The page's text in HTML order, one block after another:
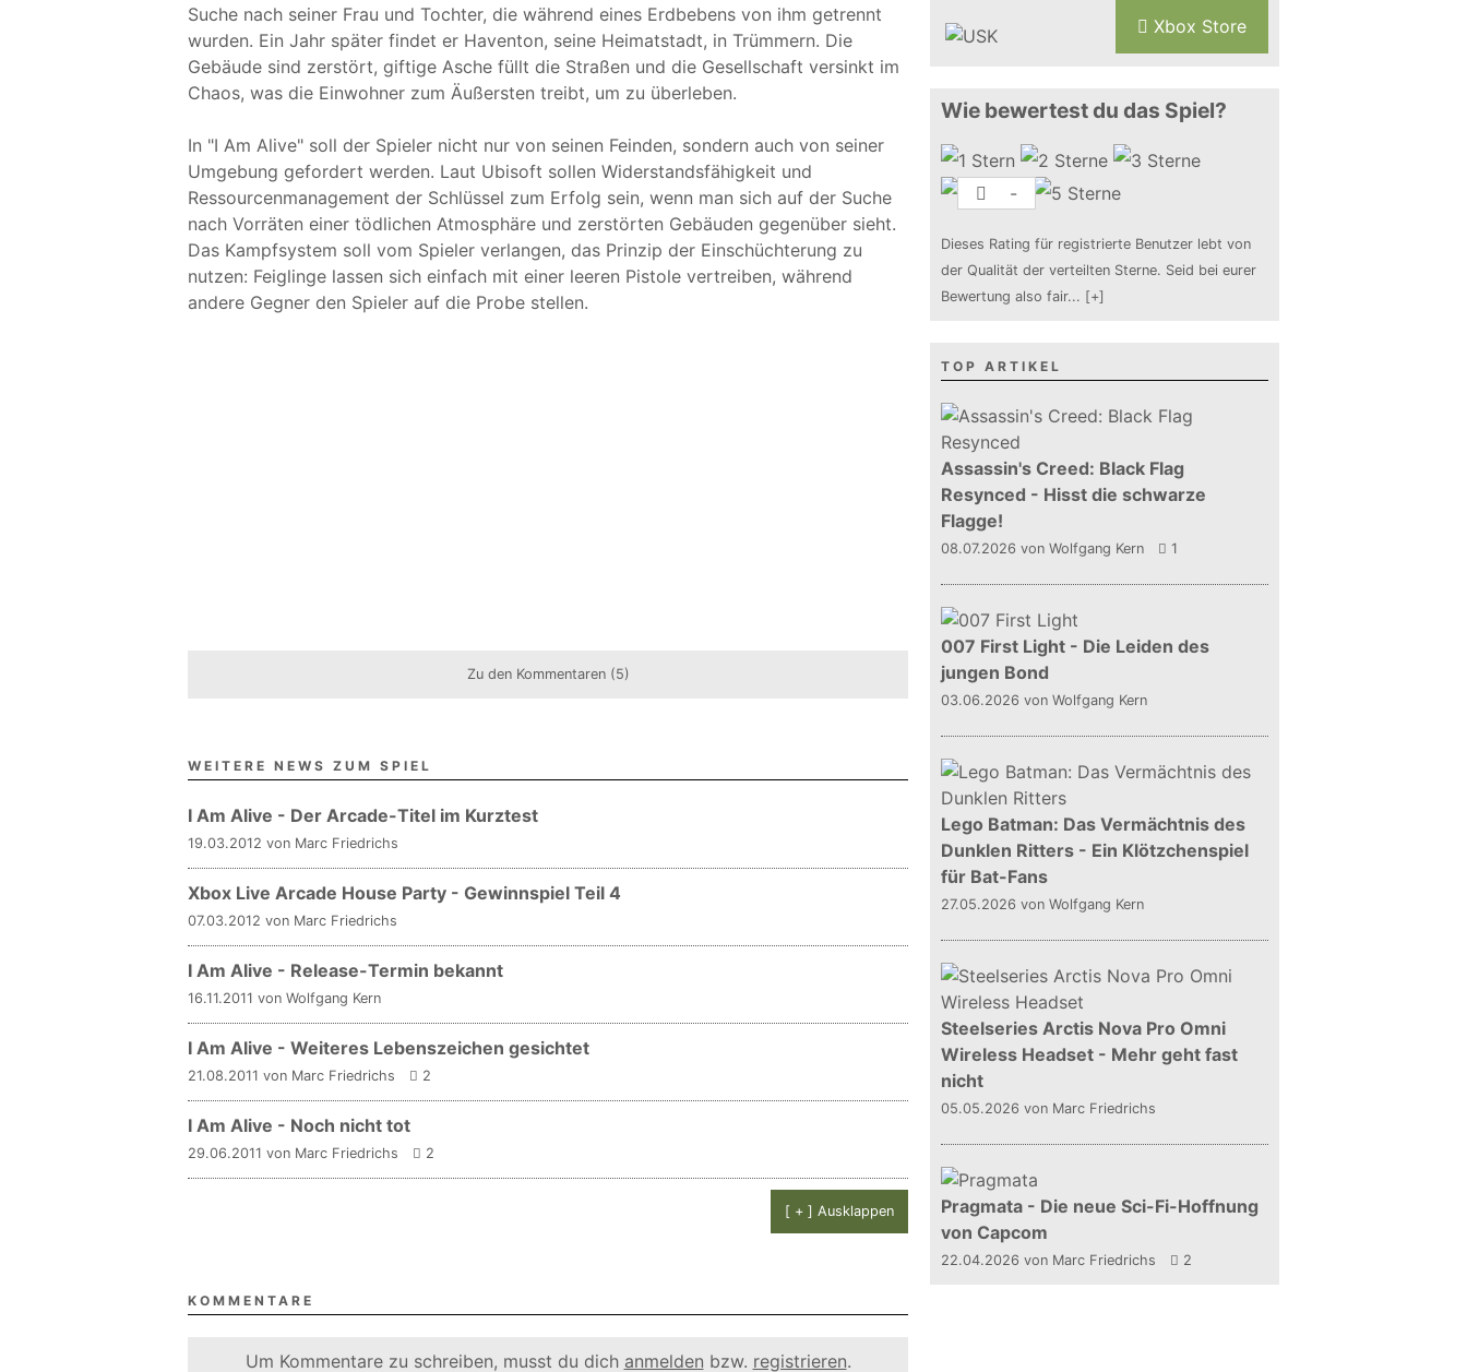
Suche nach seiner Frau und Tochter, die während eines Erdbebens von ihm getrennt
wurden. Ein Jahr später findet er Haventon, seine Heimatstadt, in Trümmern. Die
Gebäude sind zerstört, giftige Asche füllt die Straßen und die Gesellschaft versinkt im
Chaos, was die Einwohner zum Äußersten treibt, um zu überleben.
In "I Am Alive" soll der Spieler nicht nur von seinen Feinden, sondern auch von seiner
Umgebung gefordert werden. Laut Ubisoft sollen Widerstandsfähigkeit und
Ressourcenmanagement der Schlüssel zum Erfolg sein, wenn man sich auf der Suche
nach Vorräten einer tödlichen Atmosphäre und zerstörten Gebäuden gegenüber sieht.
Das Kampfsystem soll vom Spieler verlangen, das Prinzip der Einschüchterung zu
nutzen: Feiglinge lassen sich einfach mit einer leeren Pistole vertreiben, während
andere Gegner den Spieler auf die Probe stellen.
Zu den Kommentaren (5)
WEITERE NEWS ZUM SPIEL
I Am Alive - Der Arcade-Titel im Kurztest
19.03.2012 von Marc Friedrichs
Xbox Live Arcade House Party - Gewinnspiel Teil 4
07.03.2012 von Marc Friedrichs
I Am Alive - Release-Termin bekannt
16.11.2011 von Wolfgang Kern
I Am Alive - Weiteres Lebenszeichen gesichtet
21.08.2011 von Marc Friedrichs 2
I Am Alive - Noch nicht tot
29.06.2011 von Marc Friedrichs 2
[ + ] Ausklappen
KOMMENTARE
Um Kommentare zu schreiben, musst du dich anmelden bzw. registrieren.
Xbox Store
Wie bewertest du das Spiel?
-
Dieses Rating für registrierte Benutzer lebt von
der Qualität der verteilten Sterne. Seid bei eurer
Bewertung also fair... [+]
TOP ARTIKEL
Assassin's Creed: Black Flag
Resynced - Hisst die schwarze
Flagge!
08.07.2026 von Wolfgang Kern 1
007 First Light - Die Leiden des
jungen Bond
03.06.2026 von Wolfgang Kern
Lego Batman: Das Vermächtnis des
Dunklen Ritters - Ein Klötzchenspiel
für Bat-Fans
27.05.2026 von Wolfgang Kern
Steelseries Arctis Nova Pro Omni
Wireless Headset - Mehr geht fast
nicht
05.05.2026 von Marc Friedrichs
Pragmata - Die neue Sci-Fi-Hoffnung
von Capcom
22.04.2026 von Marc Friedrichs 2